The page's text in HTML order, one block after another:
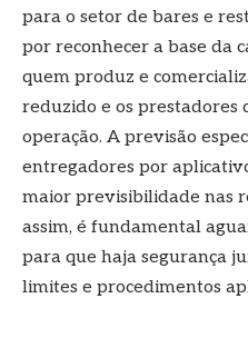
para o setor de bares e
por reconhecer a base da
quem produz e
reduzido e os prestadores
operação. A previsão
entregadores por
maior previsibilidade nas
assim, é fundamental
para que haja segurança
limites e procedimentos